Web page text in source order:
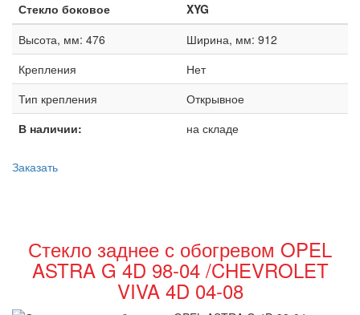
Стекло боковое
XYG
Высота, мм: 476
Ширина, мм: 912
Крепления
Нет
Тип крепления
Открывное
В наличии:
на складе
Заказать
Стекло заднее с обогревом OPEL
ASTRA G 4D 98-04 /CHEVROLET
VIVA 4D 04-08